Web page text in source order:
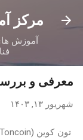
مرکز
آموزش
معرفی و
شهریور ۱۳, ۱۴۰۳
تون کوین (Toncoin)